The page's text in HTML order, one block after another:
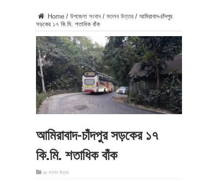
Home / উপজেলা সংবাদ / মতলব উত্তর / আমিরাবাদ-চাঁদপুর
সড়কের ১৭ কি.মি. শতাধিক বাঁক
আমিরাবাদ-চাঁদপুর সড়কের ১৭
কি.মি. শতাধিক বাঁক
in মতলব উত্তর